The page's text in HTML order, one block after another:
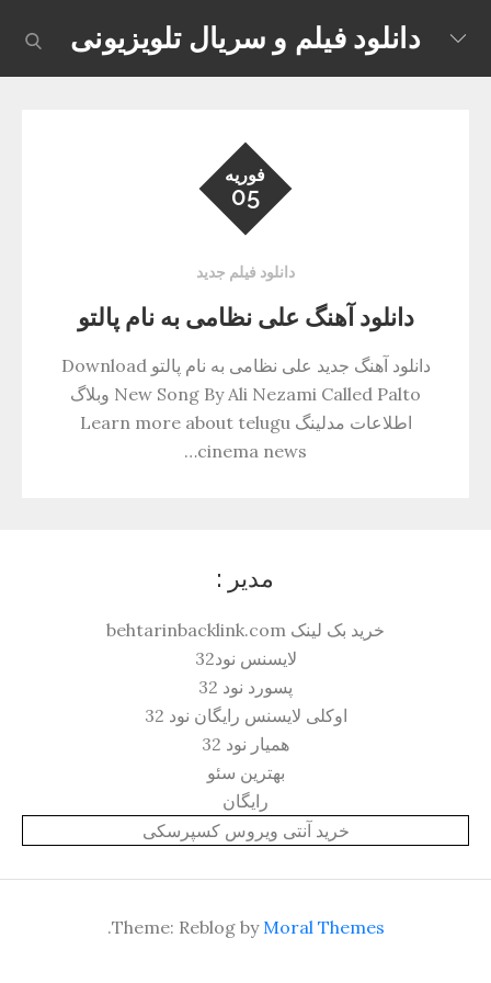
content
دانلود فیلم و سریال تلویزیونی
فوریه
05
دانلود فیلم جدید
دانلود آهنگ علی نظامی به نام پالتو
دانلود آهنگ جدید علی نظامی به نام پالتو Download
New Song By Ali Nezami Called Palto وبلاگ
اطلاعات مدلینگ Learn more about telugu
cinema news…
مدیر :
خرید بک لینک behtarinbacklink.com
لایسنس نود32
پسورد نود 32
اوکلی لایسنس رایگان نود 32
همیار نود 32
بهترین سئو
رایگان
خرید آنتی ویروس کسپرسکی
Theme: Reblog byMoral Themes
.